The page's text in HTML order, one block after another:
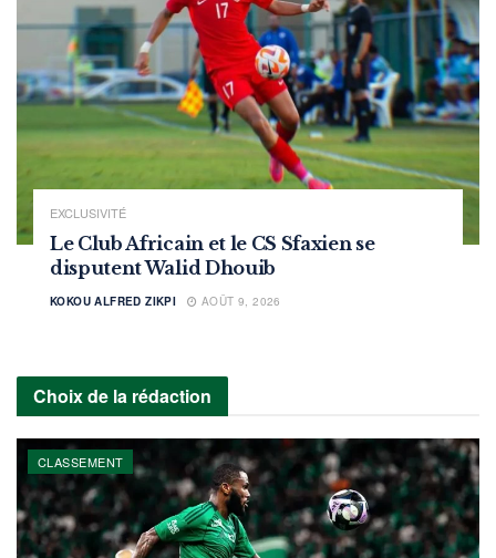
EXCLUSIVITÉ
Le Club Africain et le CS Sfaxien se
disputent Walid Dhouib
KOKOU ALFRED ZIKPI AOÛT 9, 2026
Choix de la rédaction
CLASSEMENT